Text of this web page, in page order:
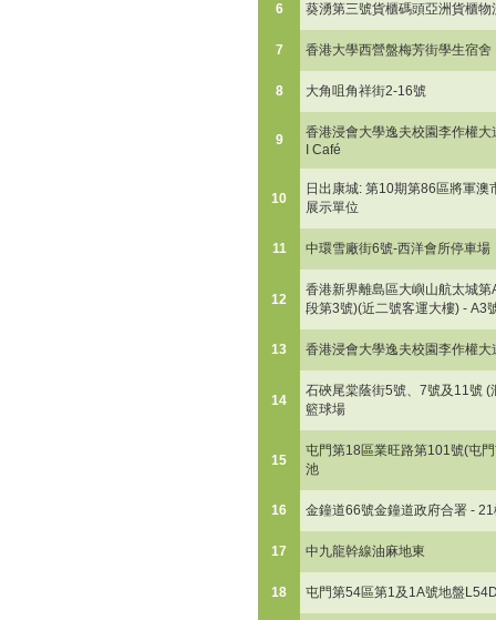
6 葵湧第三號貨櫃碼頭亞洲貨櫃物
7 香港大學西營盤梅芳街學生宿舍
8 大角咀角祥街2-16號
9
香港浸會大學逸夫校園李作權
I Café
10
日出康城: 第10期第86區將軍
展示單位
11 中環雪廠街6號-西洋會所停車場
12
香港新界離島區大嶼山航太城
段第3號)(近二號客運大樓) - A3
13 香港浸會大學逸夫校園李作權大
14
石硤尾棠蔭街5號、7號及11號 (
籃球場
15
屯門第18區業旺路第101號(屯
池
16 金鐘道66號金鐘道政府合署 -
17 中九龍幹線油麻地東
18 屯門第54區第1及1A號地盤